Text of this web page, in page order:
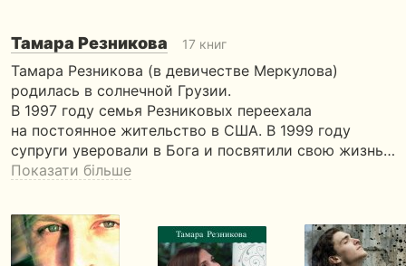
Тамара Резникова 17 книг
Тамара Резникова (в девичестве Меркулова)
родилась в солнечной Грузии.
В 1997 году семья Резниковых переехала
на постоянное жительство в США. В 1999 году
супруги уверовали в Бога и посвятили свою жизнь…
Показати більше